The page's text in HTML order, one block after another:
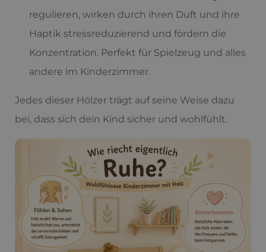
regulieren, wirken durch ihren Duft und ihre
Haptik stressreduzierend und fördern die
Konzentration. Perfekt für Spielzeug und alles
andere im Kinderzimmer.
Jedes dieser Hölzer trägt auf seine Weise dazu
bei, dass sich dein Kind sicher und wohlfühlt.